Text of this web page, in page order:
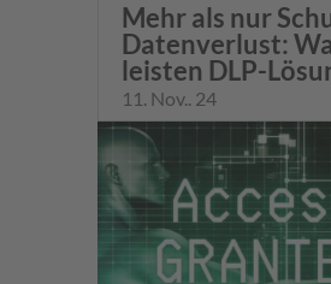
Mehr als nur
Datenverlust:
leisten DLP-
11. Nov.. 24